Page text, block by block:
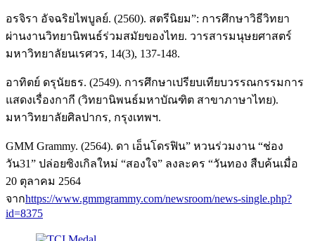
อรจิรา อัจฉริยไพบูลย์. (2560). สตรีนิยม”: การศึกษาวิธีวิทยา
ผ่านงานวิทยานิพนธ์ร่วมสมัยของไทย. วารสารมนุษยศาสตร์
มหาวิทยาลัยนเรศวร, 14(3), 137-148.
อาทิตย์ ดรุนัยธร. (2549). การศึกษาเปรียบเทียบวรรณกรรมการ
แสดงเรื่องกากี (วิทยานิพนธ์มหาบัณฑิต สาขาภาษาไทย).
มหาวิทยาลัยศิลปากร, กรุงเทพฯ.
GMM Grammy. (2564). ดา เอ็นโดรฟิน” หวนร่วมงาน “ช่อง
วัน31” ปล่อยซิงเกิลใหม่ “สองใจ” ลงละคร “วันทอง สืบค้นเมื่อ
20 ตุลาคม 2564
จากhttps://www.gmmgrammy.com/newsroom/news-single.php?
id=8375